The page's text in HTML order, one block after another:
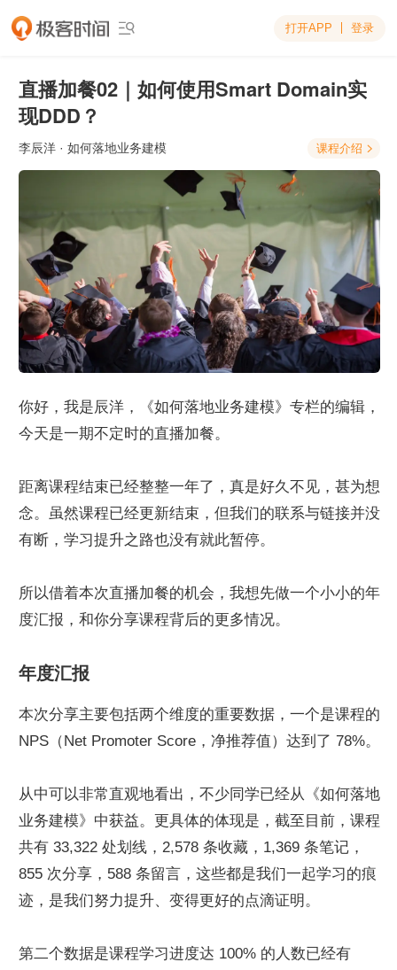
 打开APP 登录
直播加餐02｜如何使用Smart Domain实
现DDD？
李辰洋 · 如何落地业务建模 课程介绍 
你好，我是辰洋，《如何落地业务建模》专栏的编辑，
今天是一期不定时的直播加餐。
距离课程结束已经整整一年了，真是好久不见，甚为想
念。虽然课程已经更新结束，但我们的联系与链接并没
有断，学习提升之路也没有就此暂停。
所以借着本次直播加餐的机会，我想先做一个小小的年
度汇报，和你分享课程背后的更多情况。
年度汇报
本次分享主要包括两个维度的重要数据，一个是课程的
NPS（Net Promoter Score，净推荐值）达到了 78%。
从中可以非常直观地看出，不少同学已经从《如何落地
业务建模》中获益。更具体的体现是，截至目前，课程
共有 33,322 处划线，2,578 条收藏，1,369 条笔记，
855 次分享，588 条留言，这些都是我们一起学习的痕
迹，是我们努力提升、变得更好的点滴证明。
第二个数据是课程学习进度达 100% 的人数已经有